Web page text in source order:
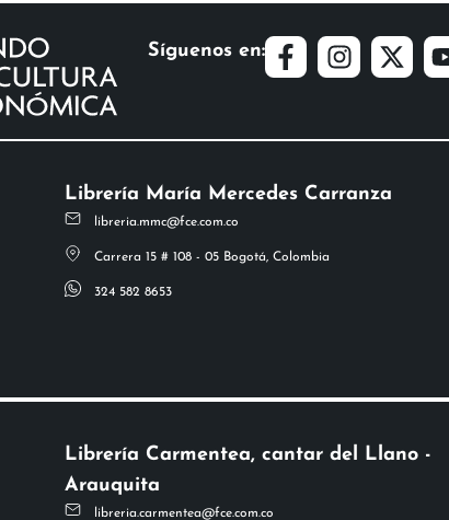
Síguenos en:
Librería María Mercedes Carranza
libreria.mmc@fce.com.co
Carrera 15 # 108 - 05 Bogotá, Colombia
324 582 8653
Librería Carmentea, cantar del Llano -
Arauquita
libreria.carmentea@fce.com.co